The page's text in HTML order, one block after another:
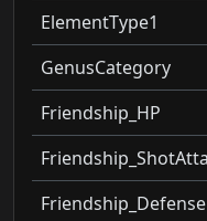
ElementType1
GenusCategory
Friendship_HP
Friendship_Defense